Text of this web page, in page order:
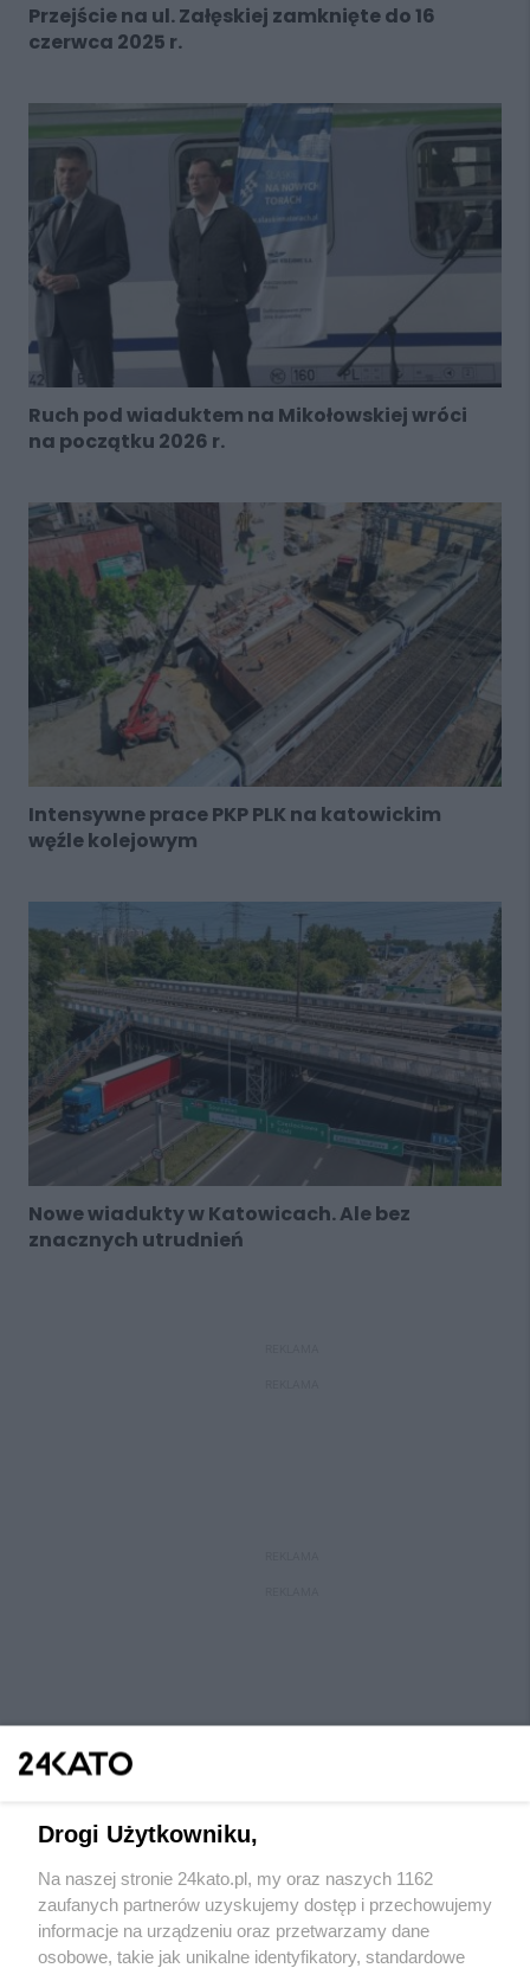
Przejście na ul. Załęskiej zamknięte do 16
czerwca 2025 r.
Ruch pod wiaduktem na Mikołowskiej wróci
na początku 2026 r.
Intensywne prace PKP PLK na katowickim
węźle kolejowym
Nowe wiadukty w Katowicach. Ale bez
znacznych utrudnień
Wydawca mediów lokalnych
Drogi Użytkowniku,
Na naszej stronie 24kato.pl, my oraz naszych 1162
zaufanych partnerów uzyskujemy dostęp i przechowujemy
informacje na urządzeniu oraz przetwarzamy dane
osobowe, takie jak unikalne identyfikatory, standardowe